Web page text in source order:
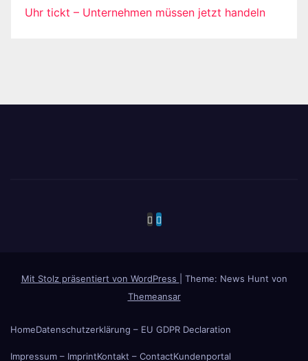
Uhr tickt – Unternehmen müssen jetzt handeln
Mit Stolz präsentiert von WordPress
Theme: News Hunt von
Themeansar
HomeDatenschutzerklärung – EU GDPR Declaration
Impressum – ImprintKontakt – ContactKundenportal